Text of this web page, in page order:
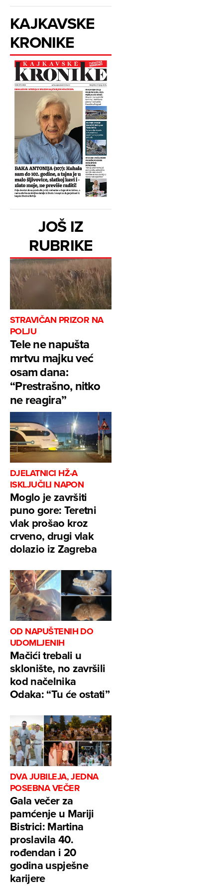
KAJKAVSKE
KRONIKE
JOŠ IZ
RUBRIKE
STRAVIČAN PRIZOR NA
POLJU
Tele ne napušta
mrtvu majku već
osam dana:
“Prestrašno, nitko
ne reagira”
DJELATNICI HŽ-A
ISKLJUČILI NAPON
Moglo je završiti
puno gore: Teretni
vlak prošao kroz
crveno, drugi vlak
dolazio iz Zagreba
OD NAPUŠTENIH DO
UDOMLJENIH
Mačići trebali u
sklonište, no završili
kod načelnika
Odaka: “Tu će ostati”
DVA JUBILEJA, JEDNA
POSEBNA VEČER
Gala večer za
pamćenje u Mariji
Bistrici: Martina
proslavila 40.
rođendan i 20
godina uspješne
karijere